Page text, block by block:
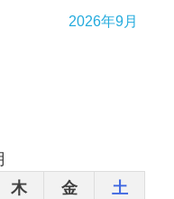
2026年9月
木 金 土